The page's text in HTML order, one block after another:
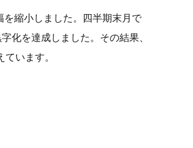
縮小しました。四半期末月で
化を達成しました。その結果、
います。